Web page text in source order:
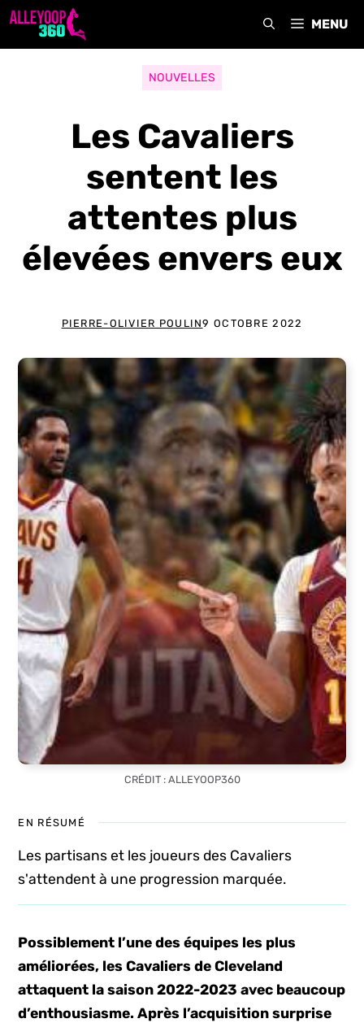
Aller
MENU
NOUVELLES
Les Cavaliers
sentent les
attentes plus
élevées envers eux
PIERRE-OLIVIER POULIN9 OCTOBRE 2022
CRÉDIT : ALLEYOOP360
EN RÉSUMÉ
Les partisans et les joueurs des Cavaliers
s'attendent à une progression marquée.
Possiblement l’une des équipes les plus
améliorées, les Cavaliers de Cleveland
attaquent la saison 2022-2023 avec beaucoup
d’enthousiasme. Après l’acquisition surprise